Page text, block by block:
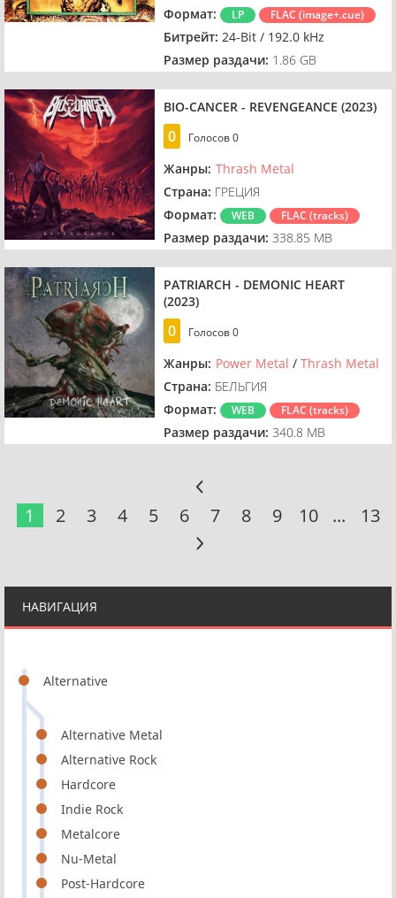
НАВИГАЦИЯ
Alternative
Alternative Metal
Alternative Rock
Hardcore
Indie Rock
Metalcore
Nu-Metal
Post-Hardcore
Формат:
LP FLAC (image+.cue)
Битрейт: 24-Bit / 192.0 kHz
Размер раздачи: 1.86 GB
BIO-CANCER - REVENGEANCE (2023)
0 Голосов0
Жанры: Thrash Metal
Страна: ГРЕЦИЯ
Формат:
WEB FLAC (tracks)
Размер раздачи: 338.85 MB
PATRIARCH - DEMONIC HEART
(2023)
0 Голосов0
Жанры: Power Metal / Thrash Metal
Страна: БЕЛЬГИЯ
Формат:
WEB FLAC (tracks)
Размер раздачи: 340.8 MB
1 2 3 4 5 6 7 8 9 10 ... 13